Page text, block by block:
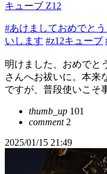
キューブ Z12
#あけましておめでと
いします #z12キューブ
明けました、おめでと
さんへお祓いに。本来
ですが、普段使いこそ
thumb_up 101
comment2
2025/01/15 21:49